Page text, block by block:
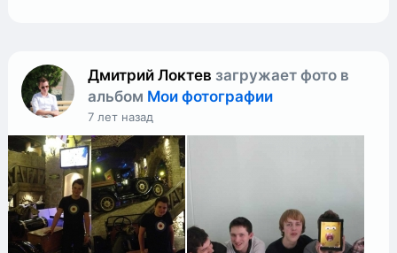
Дмитрий Локтев загружает фото в
альбом Мои фотографии
7 лет назад